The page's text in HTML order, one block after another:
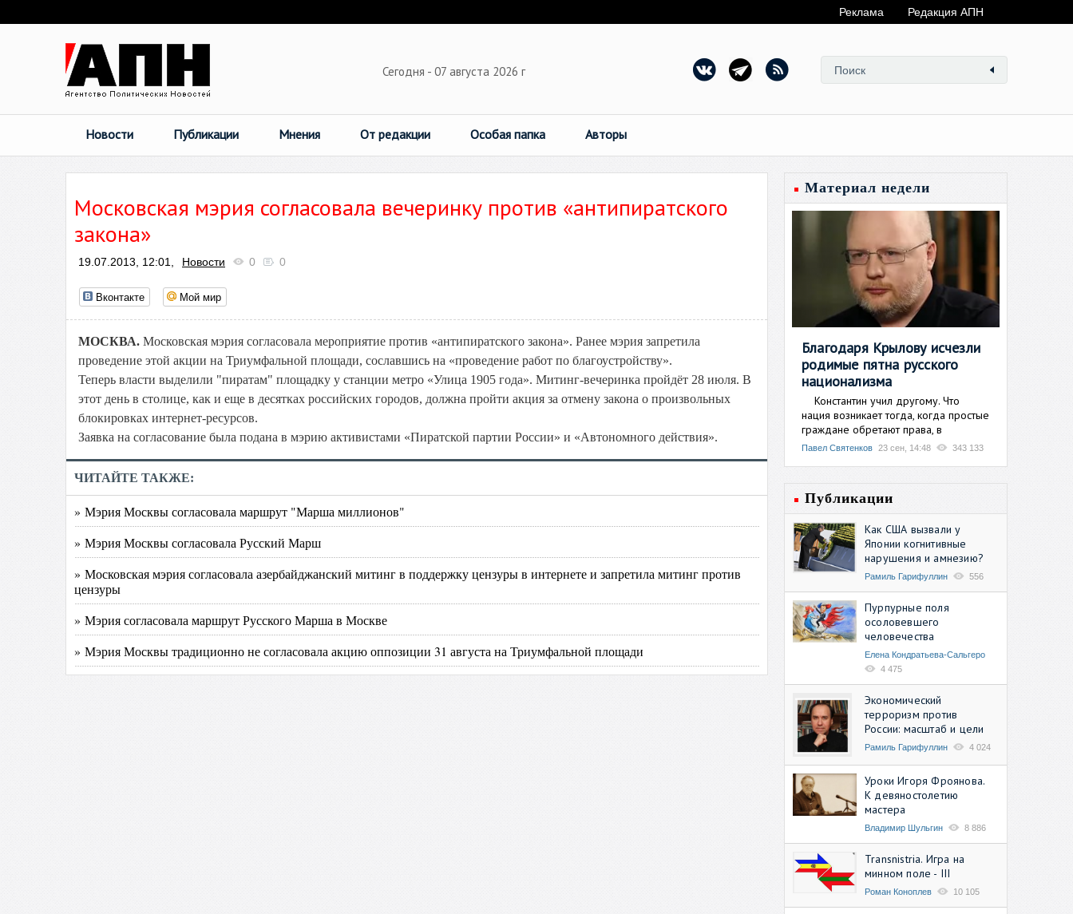
Реклама Редакция АПН
Сегодня - 07 августа 2026 г
Новости Публикации Мнения От редакции Особая папка Авторы
Московская мэрия согласовала вечеринку против «антипиратского
закона»
19.07.2013, 12:01, Новости 0 0
Вконтакте Мой мир
МОСКВА. Московская мэрия согласовала мероприятие против «антипиратского закона». Ранее мэрия запретила
проведение этой акции на Триумфальной площади, сославшись на «проведение работ по благоустройству».
Теперь власти выделили "пиратам" площадку у станции метро «Улица 1905 года». Митинг-вечеринка пройдёт 28 июля. В
этот день в столице, как и еще в десятках российских городов, должна пройти акция за отмену закона о произвольных
блокировках интернет-ресурсов.
Заявка на согласование была подана в мэрию активистами «Пиратской партии России» и «Автономного действия».
ЧИТАЙТЕ ТАКЖЕ:
» Мэрия Москвы согласовала маршрут "Марша миллионов"
» Мэрия Москвы согласовала Русский Марш
» Московская мэрия согласовала азербайджанский митинг в поддержку цензуры в интернете и запретила митинг против
цензуры
» Мэрия согласовала маршрут Русского Марша в Москве
» Мэрия Москвы традиционно не согласовала акцию оппозиции 31 августа на Триумфальной площади
Материал недели
Благодаря Крылову исчезли
родимые пятна русского
национализма
Константин учил другому. Что
нация возникает тогда, когда простые
граждане обретают права, в
Павел Святенков 23 сен, 14:48 343 133
Публикации
Как США вызвали у
Японии когнитивные
нарушения и амнезию?
Рамиль Гарифуллин 556
Пурпурные поля
осоловевшего
человечества
Елена Кондратьева-Сальгеро
4 475
Экономический
терроризм против
России: масштаб и цели
Рамиль Гарифуллин 4 024
Уроки Игоря Фроянова.
К девяностолетию
мастера
Владимир Шульгин 8 886
Transnistria. Игра на
минном поле - III
Роман Коноплев 10 105